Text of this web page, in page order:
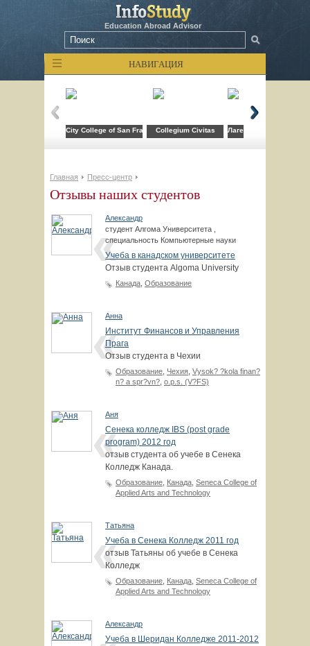
Education Abroad Advisor
НАВИГАЦИЯ
City College of San FranciscoCollegium Civitas Лагерь компьютерных
Главная Пресс-центр
Отзывы наших студентов
Александр
студент Алгома Университета ,
специальность Компьютерные науки
Учеба в канадском университете
Отзыв студента Algoma University
Канада Образование
Анна
Институт Финансов и Управления
Прага
Отзыв студента в Чехии
Образование Чехия Vysok? ?kola finan?
n? a spr?vn? o.p.s. (V?FS)
Аня
Сенека колледж IBS (post grade
program) 2012 год
отзыв студента об учебе в Сенека
Колледж Канада.
Образование Канада Seneca College of
Applied Arts and Technology
Татьяна
Учеба в Сенека Колледж 2011 год
отзыв Татьяны об учебе в Сенека
Колледж
Образование Канада Seneca College of
Applied Arts and Technology
Александр
Учеба в Шеридан Колледже 2011-2012